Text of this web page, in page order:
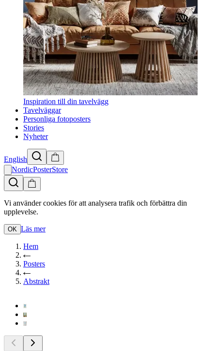
Inspiration till din tavelvägg
Tavelväggar
Personliga fotoposters
Stories
Nyheter
English
NordicPosterStore
Vi använder cookies för att analysera trafik och förbättra din
upplevelse.
OK Läs mer
Hem
Posters
Abstrakt